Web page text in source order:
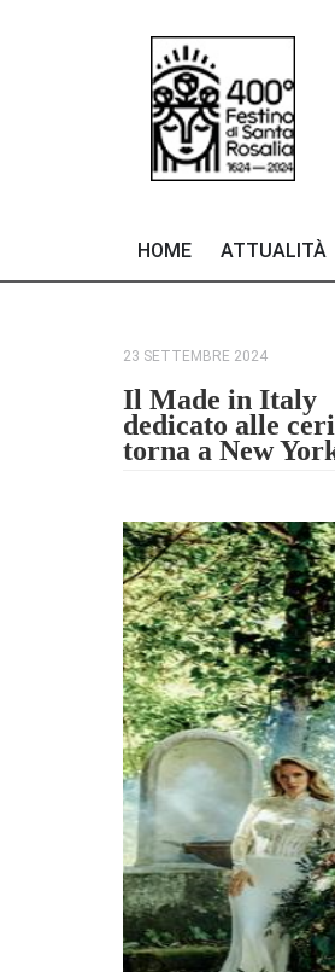
HOME ATTUALITÀ
23 SETTEMBRE 2024
Il Made in Italy
dedicato alle
torna a New